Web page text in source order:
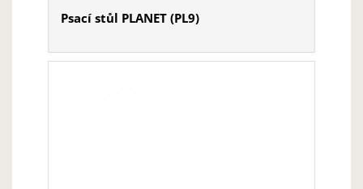
Psací stůl PLANET (PL9)